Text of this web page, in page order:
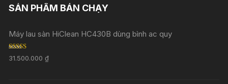
SẢN PHẨM BÁN CHẠY
Máy lau sàn HiClean HC430B dùng bình ac quy
Rated5.00
out of 5
31.500.000₫